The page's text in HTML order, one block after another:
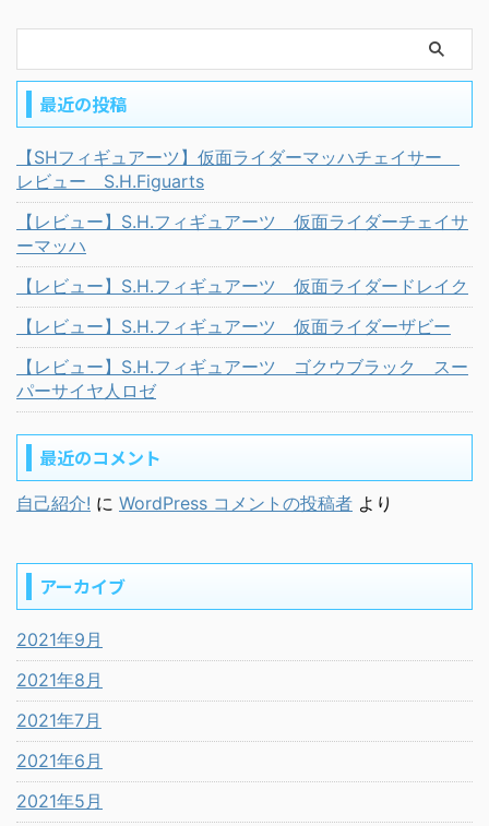
最近の投稿
【SHフィギュアーツ】仮面ライダーマッハチェイサー
レビュー S.H.Figuarts
【レビュー】S.H.フィギュアーツ 仮面ライダーチェイサ
ーマッハ
【レビュー】S.H.フィギュアーツ 仮面ライダードレイク
【レビュー】S.H.フィギュアーツ 仮面ライダーザビー
【レビュー】S.H.フィギュアーツ ゴクウブラック スー
パーサイヤ人ロゼ
最近のコメント
自己紹介! に WordPress コメントの投稿者 より
アーカイブ
2021年9月
2021年8月
2021年7月
2021年6月
2021年5月